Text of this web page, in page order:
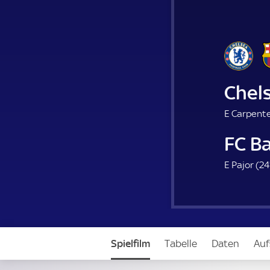
E
FC
E Pajor (
Spielfilm Tabelle Daten